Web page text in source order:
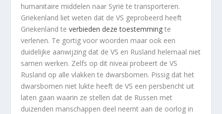
humanitaire middelen naar Syrië te transporteren.
Griekenland liet weten dat de VS geprobeerd heeft
Griekenland teverbieden deze toestemming te
verlenen. Te gortig voor woorden maar ook een
duidelijke aanwijzing dat de VS en Rusland helemaal niet
samen werken. Zelfs op dit niveai probeert de VS
Rusland op alle vlakken te dwarsbomen. Pissig dat het
dwarsbomen niet lukte heeft de VS een persbericht uit
laten gaan waarin ze stellen dat de Russen met
duizenden manschappen deel neemt aan de oorlog in